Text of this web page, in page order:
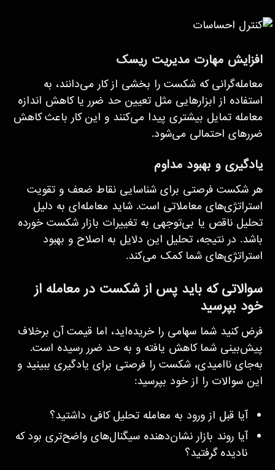
افزایش مهارت مدیریت ریسک
معامله‌گرانی که شکست را بخشی از کار می‌دانند، به
استفاده از ابزارهایی مثل تعیین حد ضرر یا کاهش اندازه
معامله تمایل بیشتری پیدا می‌کنند و این کار باعث کاهش
ضررهای احتمالی می‌شود.
یادگیری و بهبود مداوم
هر شکست فرصتی برای شناسایی نقاط ضعف و تقویت
استراتژی‌های معاملاتی است. شاید معامله‌ای به دلیل
تحلیل ناقص یا بی‌توجهی به تغییرات بازار شکست خورده
باشد. در نتیجه، تحلیل این دلایل به اصلاح و بهبود
استراتژی‌های شما کمک می‌کند.
سوالاتی که باید پس از شکست در معامله از
خود بپرسید
فرض کنید شما سهامی را خریده‌اید، اما قیمت آن برخلاف
پیش‌بینی شما کاهش یافته و به حد ضرر رسیده است.
به‌جای ناامیدی، شکست را فرصتی برای یادگیری ببینید و
این سوالات را از خود بپرسید:
آیا قبل از ورود به معامله تحلیل کافی داشتید؟
آیا روند بازار نشان‌دهنده سیگنال‌های واضح‌تری بود که
نادیده گرفتید؟